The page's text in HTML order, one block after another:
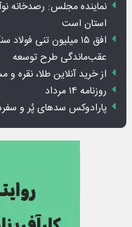
نماینده مجلس: رصدخانه
استان است
عقب‌ماندگی طرح توسعه
از خرید آنلاین طلا، نقره
روزنامه ۱۴ مرداد
پارادوکس سدهای پُر و